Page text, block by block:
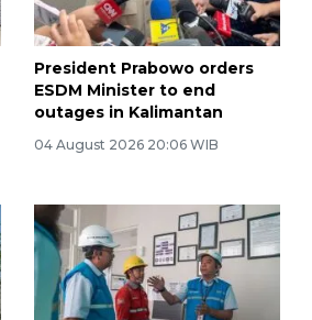
President Prabowo orders
ESDM Minister to end
outages in Kalimantan
04 August 2026 20:06 WIB